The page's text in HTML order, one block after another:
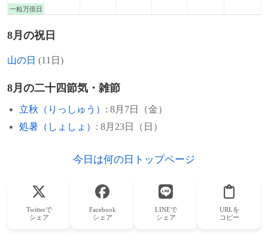
一粒万倍日
8月の祝日
山の日 (11日)
8月の二十四節気・雑節
立秋（りっしゅう） : 8月7日（金）
処暑（しょしょ） : 8月23日（日）
今日は何の日トップページ
Twitterで
シェア
Facebook
シェア
LINEで
シェア
URLを
コピー